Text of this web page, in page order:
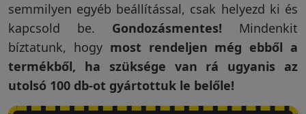
Visszaküldési
politika
semmilyen egyéb beállítással, csak helyezd ki és
kapcsold be. Gondozásmentes! Mindenkit
bíztatunk, hogy most rendeljen még ebből a
termékből, ha szüksége van rá ugyanis az
utolsó 100 db-ot gyártottuk le belőle!